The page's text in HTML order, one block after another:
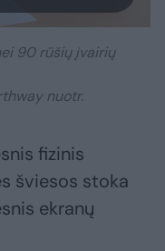
90 rūšių įvairių
nuotr.
fizinis
šviesos stoka
ekranų